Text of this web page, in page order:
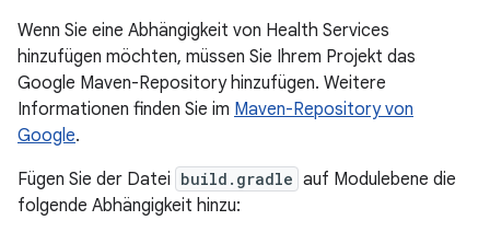
Wenn Sie eine Abhängigkeit von Health Services
hinzufügen möchten, müssen Sie Ihrem Projekt das
Google Maven-Repository hinzufügen. Weitere
Informationen finden Sie im Maven-Repository von
Google.
Fügen Sie der Datei build.gradle auf Modulebene die
folgende Abhängigkeit hinzu: